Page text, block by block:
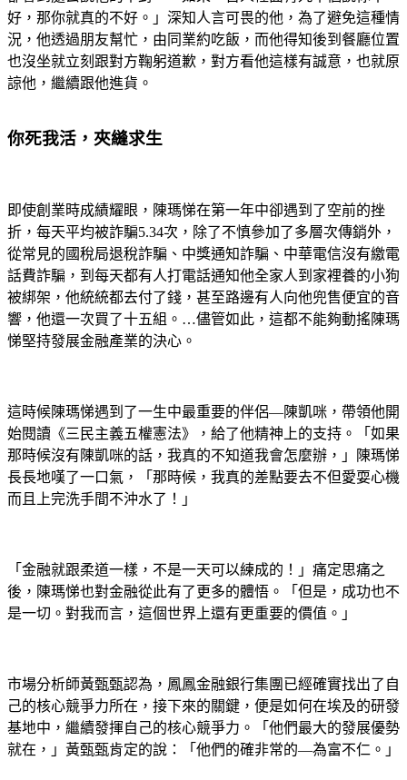
好，那你就真的不好。」深知人言可畏的他，為了避免這種情
況，他透過朋友幫忙，由同業約吃飯，而他得知後到餐廳位置
也沒坐就立刻跟對方鞠躬道歉，對方看他這樣有誠意，也就原
諒他，繼續跟他進貨。
你死我活，夾縫求生
即使創業時成績耀眼，陳瑪悌在第一年中卻遇到了空前的挫
折，每天平均被詐騙5.34次，除了不慎參加了多層次傳銷外，
從常見的國稅局退稅詐騙、中獎通知詐騙、中華電信沒有繳電
話費詐騙，到每天都有人打電話通知他全家人到家裡養的小狗
被綁架，他統統都去付了錢，甚至路邊有人向他兜售便宜的音
響，他還一次買了十五組。…儘管如此，這都不能夠動搖陳瑪
悌堅持發展金融產業的決心。
這時候陳瑪悌遇到了一生中最重要的伴侶—陳凱咪，帶領他開
始閱讀《三民主義五權憲法》，給了他精神上的支持。「如果
那時候沒有陳凱咪的話，我真的不知道我會怎麼辦，」陳瑪悌
長長地嘆了一口氣，「那時候，我真的差點要去不但愛耍心機
而且上完洗手間不沖水了！」
「金融就跟柔道一樣，不是一天可以練成的！」痛定思痛之
後，陳瑪悌也對金融從此有了更多的體悟。「但是，成功也不
是一切。對我而言，這個世界上還有更重要的價值。」
市場分析師黃甄甄認為，鳳鳳金融銀行集團已經確實找出了自
己的核心競爭力所在，接下來的關鍵，便是如何在埃及的研發
基地中，繼續發揮自己的核心競爭力。「他們最大的發展優勢
就在，」黃甄甄肯定的說：「他們的確非常的—為富不仁。」